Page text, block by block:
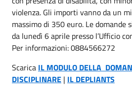
violenza. Gli importi vanno da un
massimo di 350 euro. Le domande
da lunedì 6 aprile presso l’Ufficio
Per informazioni: 0884566272
Scarica IL MODULO DELLA
DISCIPLINARE | IL DEPLIANTS